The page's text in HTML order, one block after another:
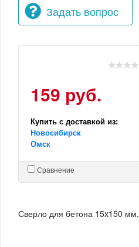
Задать вопрос
159 руб.
Купить с доставкой из:
Новосибирск
Омск
Сравнение
Сверло для бетона 15x150 мм.